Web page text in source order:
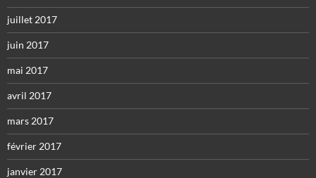
juillet 2017
juin 2017
mai 2017
avril 2017
mars 2017
février 2017
janvier 2017